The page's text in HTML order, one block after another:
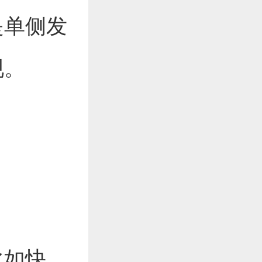
侧发